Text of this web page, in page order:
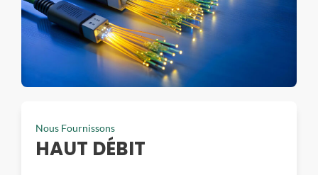
Nous Fournissons
HAUT DÉBIT